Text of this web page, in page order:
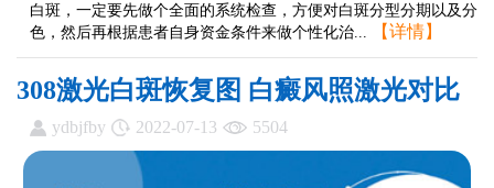
白斑，一定要先做个全面的系统检查，方便对白斑分型分期以及分
色，然后再根据患者自身资金条件来做个性化治...
【详情】
308激光白斑恢复图 白癜风照激光对比
ydbjfby 2022-07-13 5504